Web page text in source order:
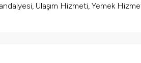
Ulaşım Hizmeti, Yemek